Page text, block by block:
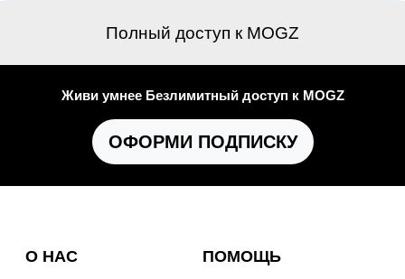
Полный доступ к MOGZ
Живи умнее Безлимитный доступ к MOGZ
ОФОРМИ ПОДПИСКУ
О НАС ПОМОЩЬ